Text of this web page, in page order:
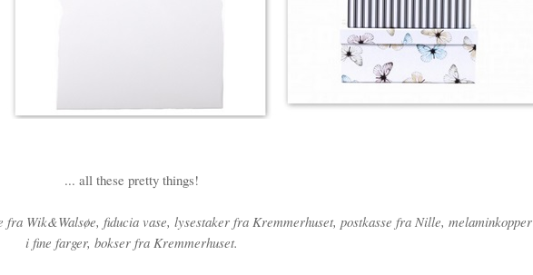
... all these pretty things!
Wik&Walsøe, fiducia vase, lysestaker fra Kremmerhuset, postkasse fra Nille, melaminkopper
i fine farger, bokser fra Kremmerhuset.